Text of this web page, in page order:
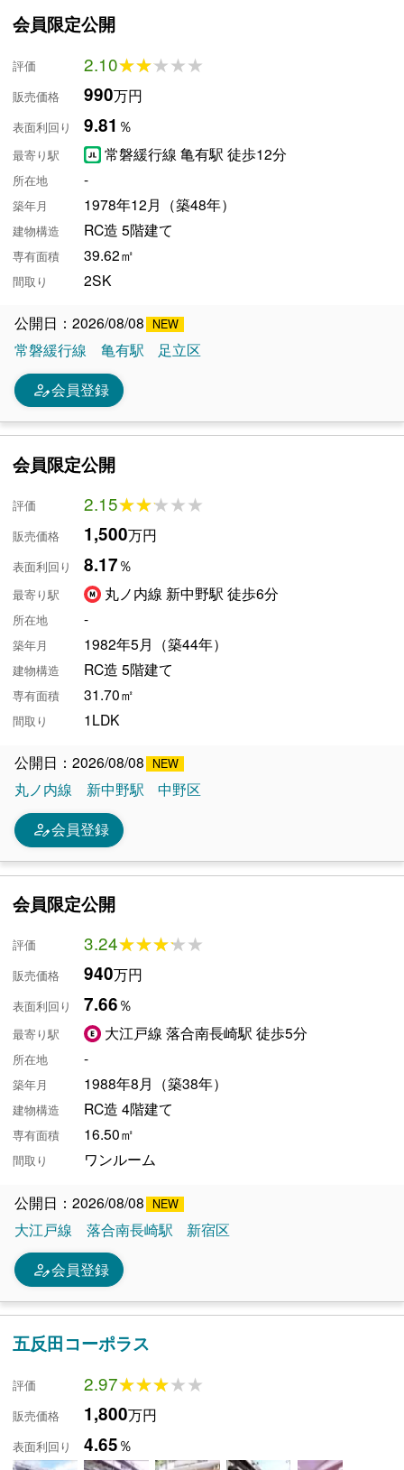
会員限定公開
評価 2.10★★★★★
★★★★★
販売価格 990万円
表面利回り 9.81 ％
最寄り駅 常磐緩行線 亀有駅 徒歩12分
所在地 -
築年月 1978年12月（築48年）
建物構造 RC造 5階建て
専有面積 39.62㎡
間取り 2SK
公開日：2026/08/08
常磐緩行線
亀有駅 足立区
person_edit会員登録
会員限定公開
評価 2.15★★★★★
★★★★★
販売価格 1,500万円
表面利回り 8.17％
最寄り駅 丸ノ内線 新中野駅 徒歩6分
所在地 -
築年月 1982年5月（築44年）
建物構造 RC造 5階建て
専有面積 31.70㎡
間取り 1LDK
公開日：2026/08/08
丸ノ内線
新中野駅 中野区
person_edit会員登録
会員限定公開
評価 3.24★★★★★
★★★★★
販売価格 940万円
表面利回り 7.66％
最寄り駅 大江戸線 落合南長崎駅 徒歩5分
所在地 -
築年月 1988年8月（築38年）
建物構造 RC造 4階建て
専有面積 16.50㎡
間取り ワンルーム
公開日：2026/08/08
大江戸線
落合南長崎駅 新宿区
person_edit会員登録
五反田コーポラス
評価 2.97★★★★★
★★★★★
販売価格 1,800万円
表面利回り 4.65％